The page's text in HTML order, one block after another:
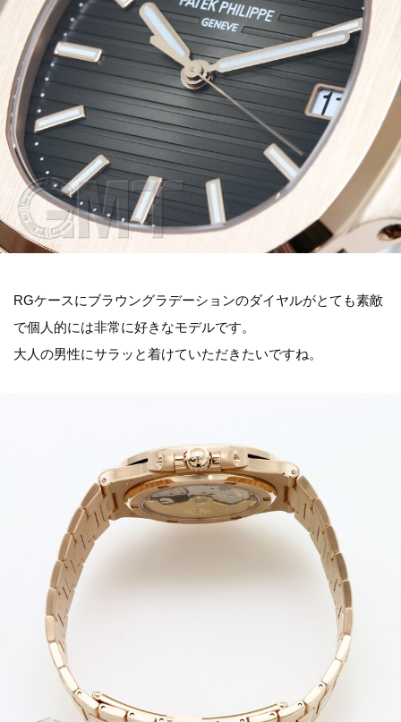
RGケースにブラウングラデーションのダイヤルがとても素敵
で個人的には非常に好きなモデルです。
大人の男性にサラッと着けていただきたいですね。